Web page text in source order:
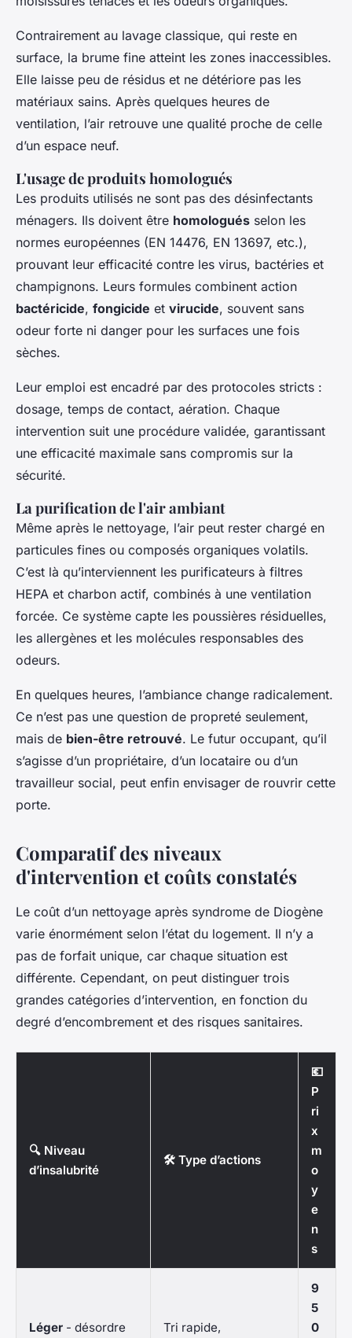
Contrairement au lavage classique, qui reste en
surface, la brume fine atteint les zones inaccessibles.
Elle laisse peu de résidus et ne détériore pas les
matériaux sains. Après quelques heures de
ventilation, l’air retrouve une qualité proche de celle
d’un espace neuf.
L'usage de produits homologués
Les produits utilisés ne sont pas des désinfectants
ménagers. Ils doivent être homologués selon les
normes européennes (EN 14476, EN 13697, etc.),
prouvant leur efficacité contre les virus, bactéries et
champignons. Leurs formules combinent action
bactéricide, fongicide et virucide, souvent sans
odeur forte ni danger pour les surfaces une fois
sèches.
Leur emploi est encadré par des protocoles stricts :
dosage, temps de contact, aération. Chaque
intervention suit une procédure validée, garantissant
une efficacité maximale sans compromis sur la
sécurité.
La purification de l'air ambiant
Même après le nettoyage, l’air peut rester chargé en
particules fines ou composés organiques volatils.
C’est là qu’interviennent les purificateurs à filtres
HEPA et charbon actif, combinés à une ventilation
forcée. Ce système capte les poussières résiduelles,
les allergènes et les molécules responsables des
odeurs.
En quelques heures, l’ambiance change radicalement.
Ce n’est pas une question de propreté seulement,
mais de bien-être retrouvé. Le futur occupant, qu’il
s’agisse d’un propriétaire, d’un locataire ou d’un
travailleur social, peut enfin envisager de rouvrir cette
porte.
Comparatif des niveaux
d'intervention et coûts constatés
Le coût d’un nettoyage après syndrome de Diogène
varie énormément selon l’état du logement. Il n’y a
pas de forfait unique, car chaque situation est
différente. Cependant, on peut distinguer trois
grandes catégories d’intervention, en fonction du
degré d’encombrement et des risques sanitaires.
🔍 Niveau
d’insalubrité
🛠️ Type d’actions
💶
P
ri
x
m
o
y
e
n
s
Léger - désordre
Tri rapide,
9
5
0